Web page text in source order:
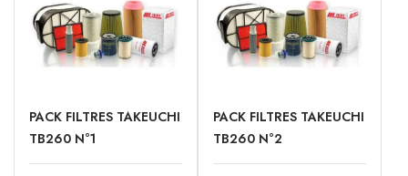
PACK FILTRES TAKEUCHI
TB260 N°1
PACK FILTRES TAKEUCHI
TB260 N°2